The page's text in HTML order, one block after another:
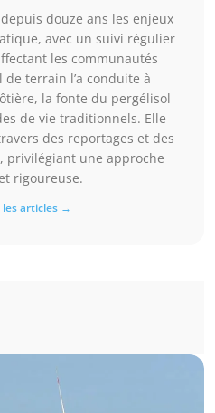
douze ans les enjeux
avec un suivi régulier
les communautés
terrain l’a conduite à
la fonte du pergélisol
de vie traditionnels. Elle
des reportages et des
privilégiant une approche
rigoureuse.
les articles →